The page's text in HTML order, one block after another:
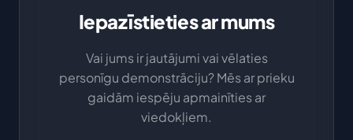
Iepazīstieties ar mums
Vai jums ir jautājumi vai vēlaties
personīgu demonstrāciju? Mēs ar prieku
gaidām iespēju apmainīties ar
viedokļiem.